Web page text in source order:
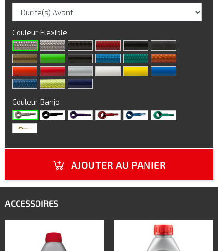
Couleur Flexible
Couleur Banjo
AJOUTER AU PANIER
ACCESSOIRES